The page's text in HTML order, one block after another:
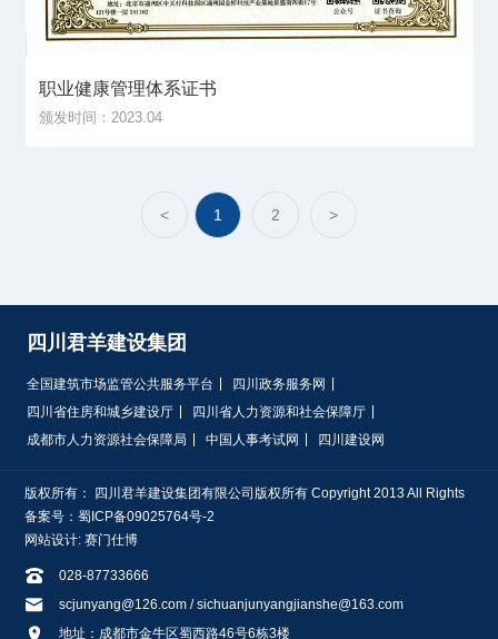
职业健康管理体系证书
颁发时间：2023.04
< 1 2 >
四川君羊建设集团
全国建筑市场监管公共服务平台
四川政务服务网
四川省住房和城乡建设厅
四川省人力资源和社会保障厅
成都市人力资源社会保障局
中国人事考试网 四川建设网
版权所有： 四川君羊建设集团有限公司版权所有 Copyright 2013 All Rights
备案号：蜀ICP备09025764号-2
网站设计: 赛门仕博
 028-87733666
 scjunyang@126.com / sichuanjunyangjianshe@163.com
 地址：成都市金牛区蜀西路46号6栋3楼